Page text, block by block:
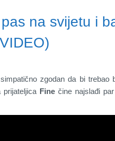
na svijetu i
zgodan da bi trebao
Fine čine najslađi